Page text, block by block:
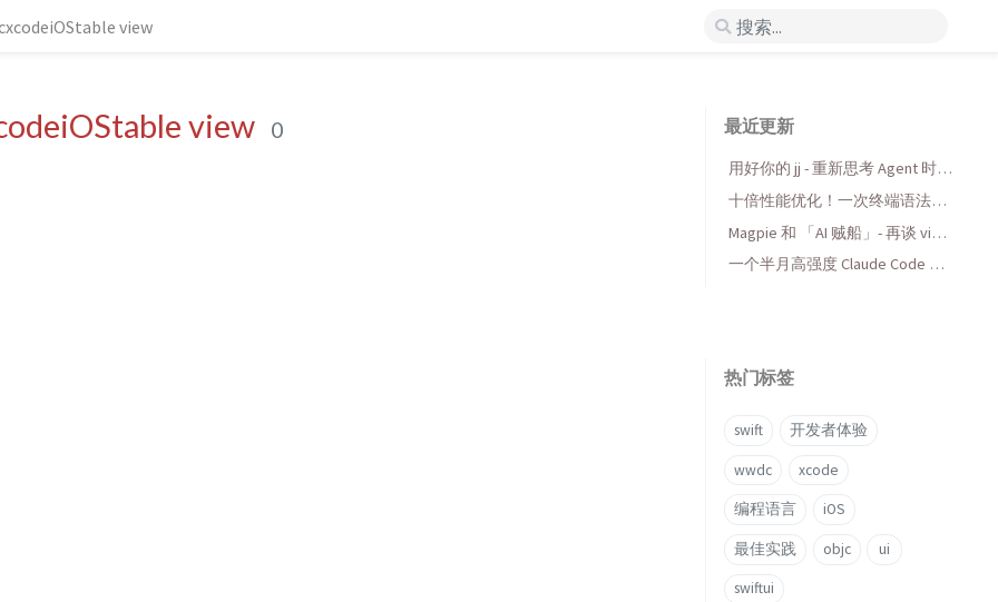
view
view 0 最近更新
用好你的 jj - 重新思考 Agent 时代
的版本控制
十倍性能优化！一次终端语法高
亮库的 AI 折腾与收获
Magpie 和 「AI 贼船」- 再谈 vibe
coding，当代码变得廉价时...
一个半月高强度 Claude Code 使
热门标签
swift 开发者体验
wwdc xcode
编程语言 iOS
最佳实践 objc ui
swiftui